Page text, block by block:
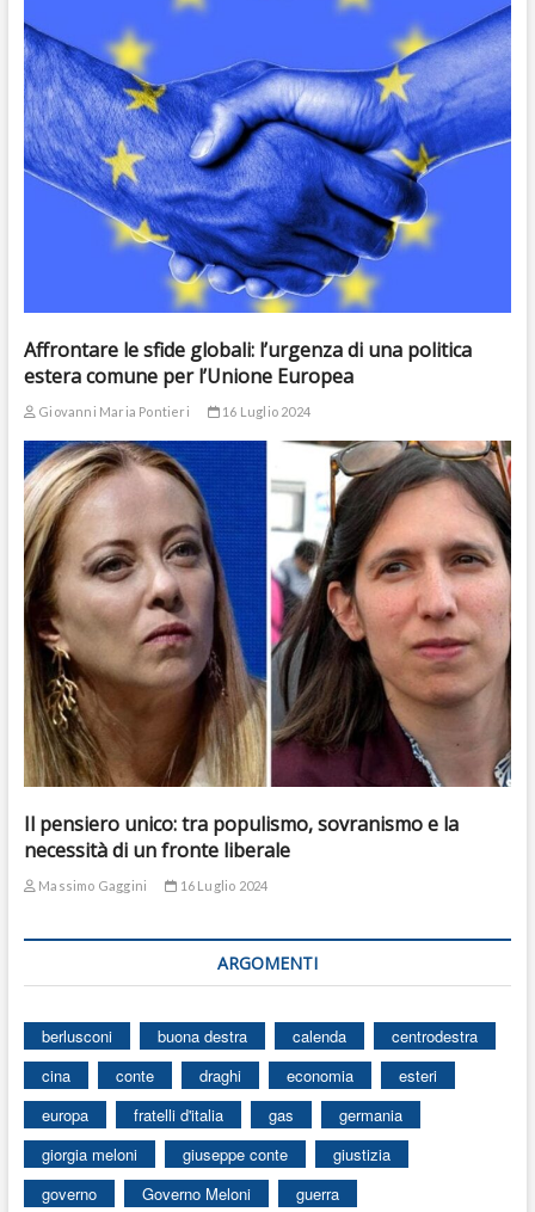
Affrontare le sfide globali: l’urgenza di una politica
estera comune per l’Unione Europea
Giovanni Maria Pontieri 16 Luglio 2024
Il pensiero unico: tra populismo, sovranismo e la
necessità di un fronte liberale
Massimo Gaggini 16 Luglio 2024
ARGOMENTI
berlusconi buona destra calenda
centrodestra
cina
conte draghi economia
esteri
europa
fratelli d'italia gas
germania
giorgia meloni
giuseppe conte
giustizia
governo
Governo Meloni
guerra